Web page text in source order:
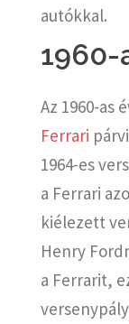
autókkal.
1960-
Az 1960-as
Ferrari
1964-es
a Ferrari
kiélezett
Henry
a Ferrarit,